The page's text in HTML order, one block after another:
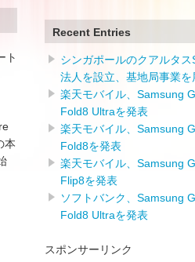
ト
本
Recent Entries
シンガポールのクアルタス
法人を設立、基地局事業を
楽天モバイル、Samsung
Fold8 Ultraを発表
楽天モバイル、Samsung
Fold8を発表
楽天モバイル、Samsung
Flip8を発表
ソフトバンク、Samsung
Fold8 Ultraを発表
スポンサーリンク